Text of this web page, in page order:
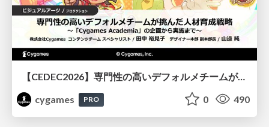
【CEDEC2026】専門性の高いデフォルメチームが挑んだ人材育成戦略 〜Cygames Academiaの企画から実施まで〜
cygames
PRO 0 490